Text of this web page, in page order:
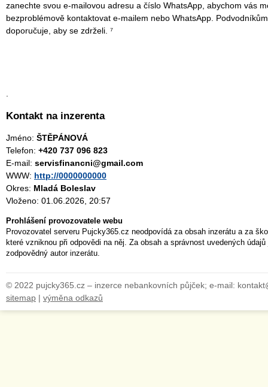
zanechte svou e-mailovou adresu a číslo WhatsApp, abychom vás
bezproblémově kontaktovat e-mailem nebo WhatsApp.
doporučuje, aby se zdrželi. ⁷
Kontakt na inzerenta
Jméno: ŠTĚPÁNOVÁ
Telefon: +420 737 096 823
E-mail: servisfinancni@gmail.com
WWW: http://0000000000
Okres: Mladá Boleslav
Vloženo: 01.06.2026, 20:57
Prohlášení provozovatele webu
Provozovatel serveru Pujcky365.cz neodpovídá za obsah inzerátu a za
které vzniknou při odpovědi na něj. Za obsah a správnost uvedených
zodpovědný autor inzerátu.
© 2022 pujcky365.cz – inzerce nebankovních půjček; e-mail:
sitemap | výměna odkazů